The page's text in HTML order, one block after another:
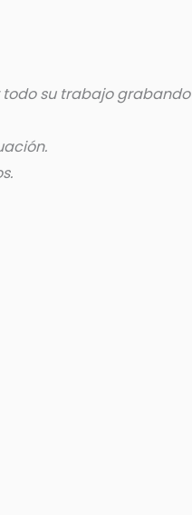
su trabajo grabando